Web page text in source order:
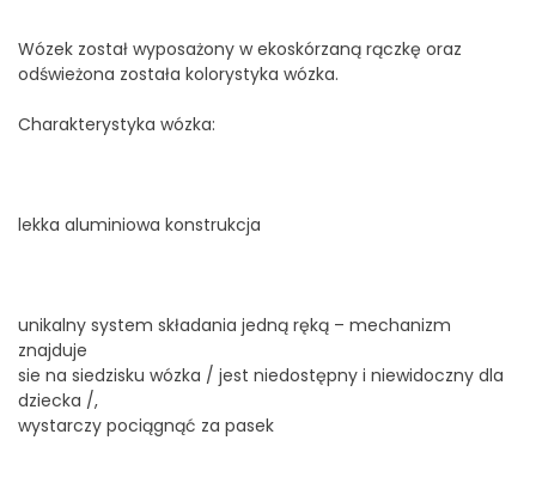
Wózek został wyposażony w ekoskórzaną rączkę oraz
odświeżona została kolorystyka wózka.
Charakterystyka wózka:
lekka aluminiowa konstrukcja
unikalny system składania jedną ręką – mechanizm
znajduje
sie na siedzisku wózka / jest niedostępny i niewidoczny dla
dziecka /,
wystarczy pociągnąć za pasek